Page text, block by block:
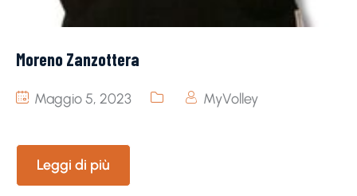
Moreno Zanzottera
Maggio 5, 2023 MyVolley
Leggi di più